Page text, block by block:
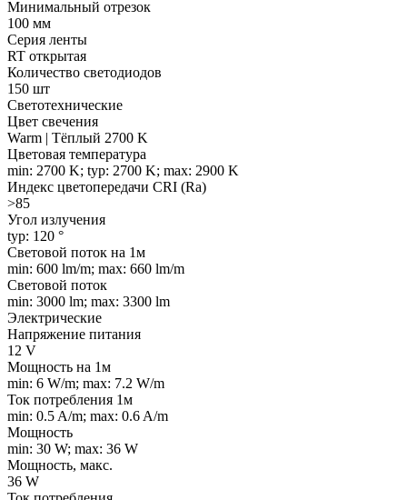
Минимальный отрезок
100 мм
Серия ленты
RT открытая
Количество светодиодов
150 шт
Светотехнические
Цвет свечения
Warm | Тёплый 2700 K
Цветовая температура
min: 2700 K; typ: 2700 K; max: 2900 K
Индекс цветопередачи CRI (Ra)
>85
Угол излучения
typ: 120 °
Световой поток на 1м
min: 600 lm/m; max: 660 lm/m
Световой поток
min: 3000 lm; max: 3300 lm
Электрические
Напряжение питания
12 V
Мощность на 1м
min: 6 W/m; max: 7.2 W/m
Ток потребления 1м
min: 0.5 A/m; max: 0.6 A/m
Мощность
min: 30 W; max: 36 W
Мощность, макс.
36 W